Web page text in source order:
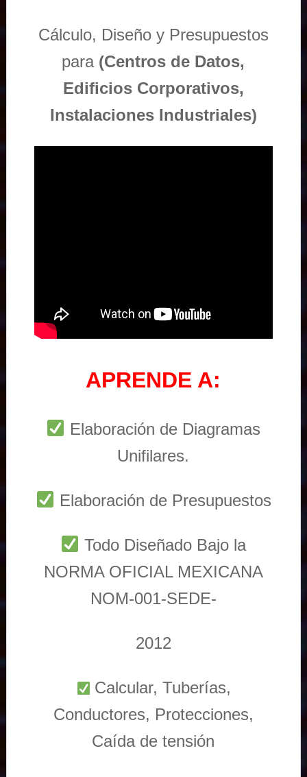
Cálculo, Diseño y Presupuestos
para (Centros de Datos,
Edificios Corporativos,
Instalaciones Industriales)
APRENDE A:
Elaboración de Diagramas
Unifilares.
Elaboración de Presupuestos
Todo Diseñado Bajo la
NORMA OFICIAL MEXICANA
NOM-001-SEDE-
2012
Calcular, Tuberías,
Conductores, Protecciones,
Caída de tensión